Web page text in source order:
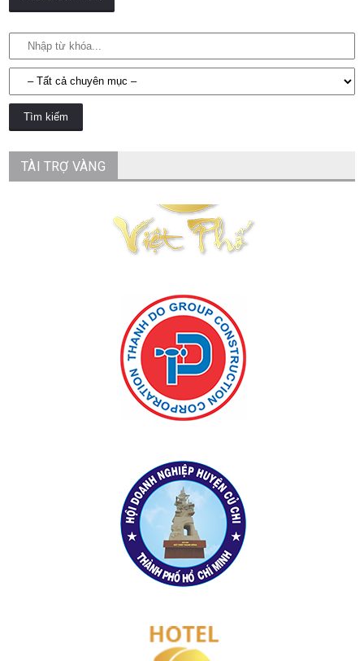
TÀI TRỢ VÀNG